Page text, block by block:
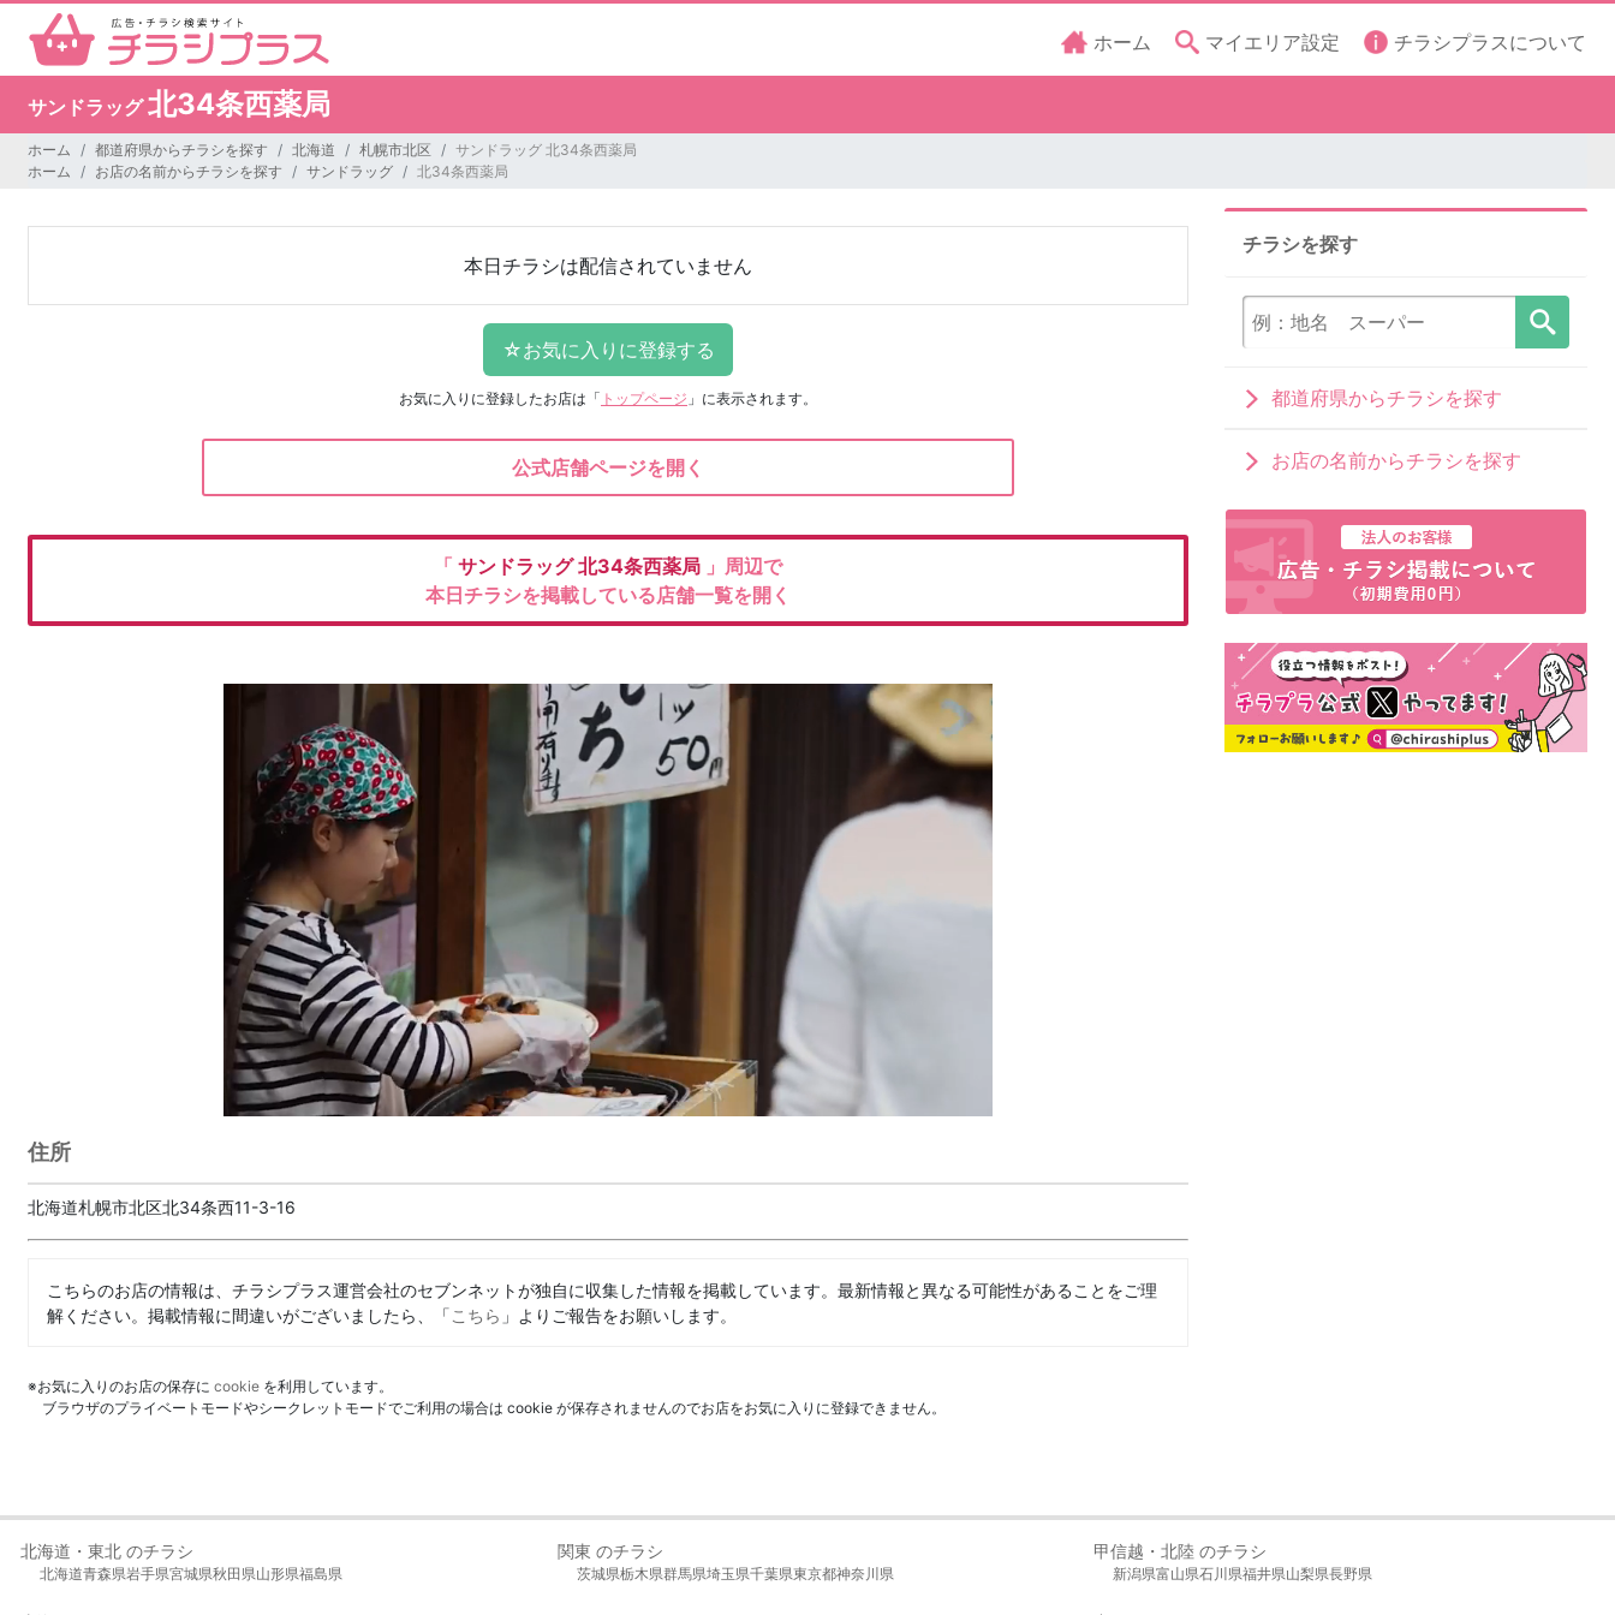
ホーム マイエリア設定 チラシプラスについて
サンドラッグ北34条西薬局
ホーム 都道府県からチラシを探す 北海道 札幌市北区
サンドラッグ 北34条西薬局
ホーム
お店の名前からチラシを探す サンドラッグ 北34条西薬局
本日チラシは配信されていません
お気に入りに登録したお店は 「 トップページ 」に表示されます。
公式店舗ページを開く
「 サンドラッグ北34条西薬局 」周辺で
本日チラシを掲載している店舗一覧を開く
住所
北海道札幌市北区北34条西11-3-16
こちらのお店の情報は、チラシプラス運営会社のセブンネットが独自に収集した情報を掲載しています。最新情報と異なる可能性があることをご理
解ください。掲載情報に間違いがございましたら、「こちら 」よりご報告をお願いします。
※お気に入りのお店の保存に cookie を利用しています。
ブラウザのプライベートモードやシークレットモードでご利用の場合は cookie が保存されませんのでお店をお気に入りに登録できません。
チラシを探す
都道府県からチラシを探す
お店の名前からチラシを探す
北海道・東北 のチラシ
北海道青森県岩手県宮城県秋田県山形県福島県
関東 のチラシ
茨城県栃木県群馬県埼玉県千葉県東京都神奈川県
甲信越・北陸 のチラシ
新潟県富山県石川県福井県山梨県長野県